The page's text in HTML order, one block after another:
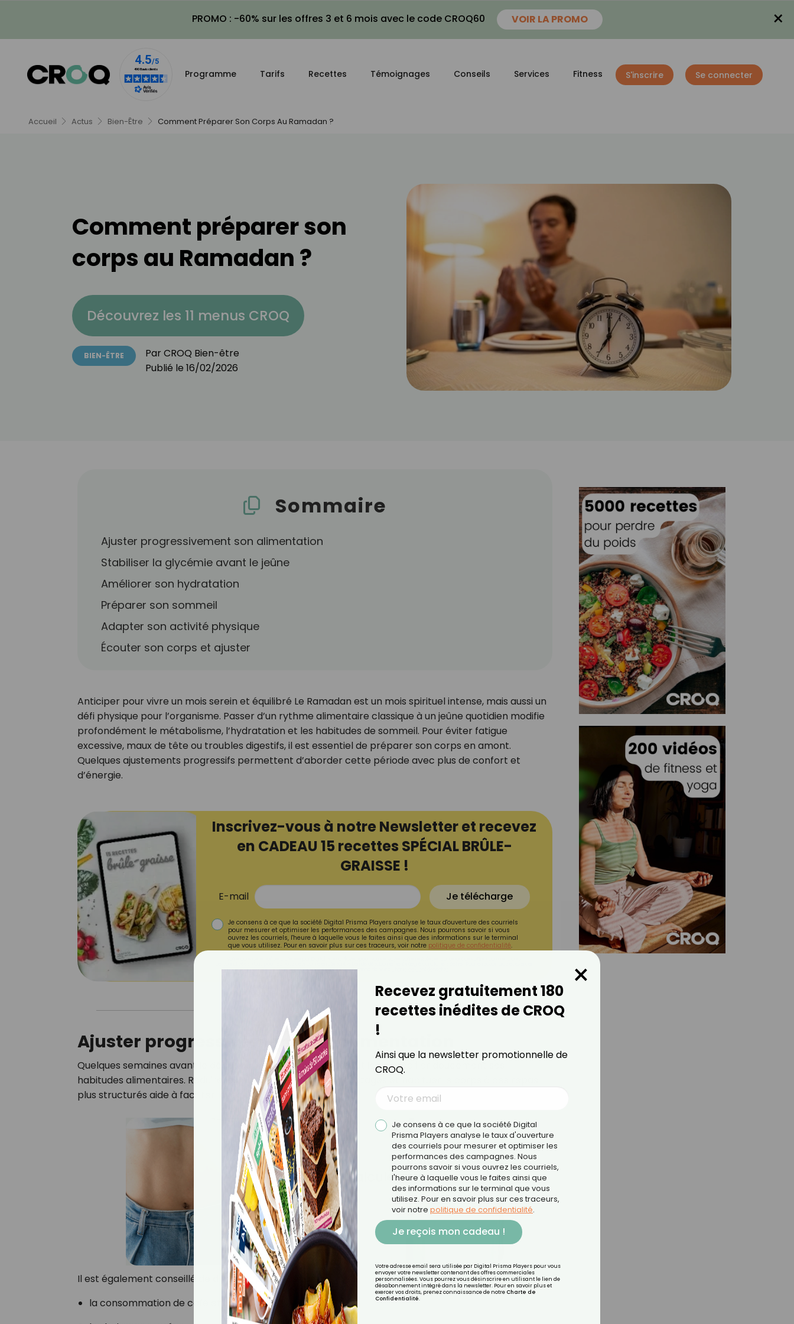
PROMO : -60% sur les offres 3 et 6 mois avec le code CROQ60 VOIR LA PROMO ×
Programme Tarifs Recettes Témoignages Conseils Services Fitness S'inscrire Se connecter
Accueil Actus Bien-Être Comment Préparer Son Corps Au Ramadan ?
Comment préparer son
corps au Ramadan ?
Découvrez les 11 menus CROQ
BIEN-ÊTRE ParCROQ Bien-être
Publié le 16/02/2026
Sommaire
Ajuster progressivement son alimentation
Stabiliser la glycémie avant le jeûne
Améliorer son hydratation
Préparer son sommeil
Adapter son activité physique
Écouter son corps et ajuster
Anticiper pour vivre un mois serein et équilibré Le Ramadan est un mois spirituel intense, mais aussi un
défi physique pour l’organisme. Passer d’un rythme alimentaire classique à un jeûne quotidien modifie
profondément le métabolisme, l’hydratation et les habitudes de sommeil. Pour éviter fatigue
excessive, maux de tête ou troubles digestifs, il est essentiel de préparer son corps en amont.
Quelques ajustements progressifs permettent d’aborder cette période avec plus de confort et
d’énergie.
Inscrivez-vous à notre Newsletter et recevez
en CADEAU 15 recettes SPÉCIAL BRÛLE-
GRAISSE !
E-mail Je télécharge
Je consens à ce que la société Digital Prisma Players analyse le taux d'ouverture des courriels
pour mesurer et optimiser les performances des campagnes. Nous pourrons savoir si vous
ouvrez les courriels, l'heure à laquelle vous le faites ainsi que des informations sur le terminal
que vous utilisez. Pour en savoir plus sur ces traceurs, voir notre politique de confidentialité.
vos droits, prenez connaissance de notre
Ajuster progressivement son alimentation
Quelques semaines avant le début du Ramadan, il peut être utile de modifier doucement ses
habitudes alimentaires. Réduire les portions, limiter les grignotages et habituer le corps à des repas
plus structurés aide à faciliter la transition.
Il est également conseillé de diminuer progressivement :
la consommation de café et de thé fort
×
Recevez gratuitement 180
recettes inédites de CROQ
!
Ainsi que la newsletter promotionnelle de
CROQ.
Je consens à ce que la société Digital
Prisma Players analyse le taux d'ouverture
des courriels pour mesurer et optimiser les
performances des campagnes. Nous
pourrons savoir si vous ouvrez les courriels,
l'heure à laquelle vous le faites ainsi que
des informations sur le terminal que vous
utilisez. Pour en savoir plus sur ces traceurs,
voir notre politique de confidentialité.
Je reçois mon cadeau !
Votre adresse email sera utilisée par Digital Prisma Players pour vous
envoyer votre newsletter contenant des offres commerciales
personnalisées. Vous pourrez vous désinscrire en utilisant le lien de
désabonnement intégré dans la newsletter. Pour en savoir plus et
exercer vos droits, prenez connaissance de notre Charte de
Confidentialité.